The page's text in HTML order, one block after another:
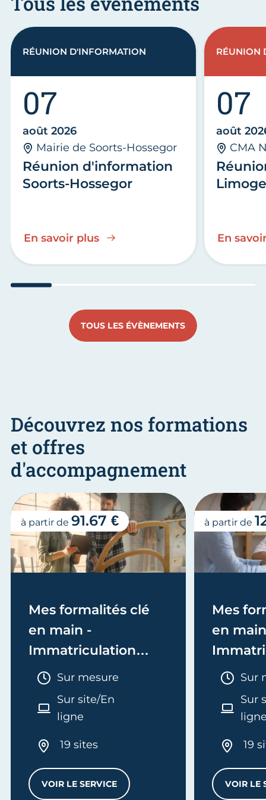
Réunion d'information
Soorts-Hossegor
07
août 2026
Mairie de Soorts-Hossegor
En savoir plus
RÉUNION D'INFORMATION
07
août
CMA
En
RÉUNION
TOUS LES ÉVÈNEMENTS
Découvrez nos formations
et offres
d'accompagnement
Mes formalités clé
en main -
Immatriculation
(EI/Micro-entreprise
ou réel)
Durée :
Sur mesure
Sur site/En
ligne
19 sites
VOIR LE SERVICEMES FORMALITÉS CLÉ EN MAIN -
à partir de 91.67 €
Mes
en
Sur
Sur
19
VOIR LE
à partir de